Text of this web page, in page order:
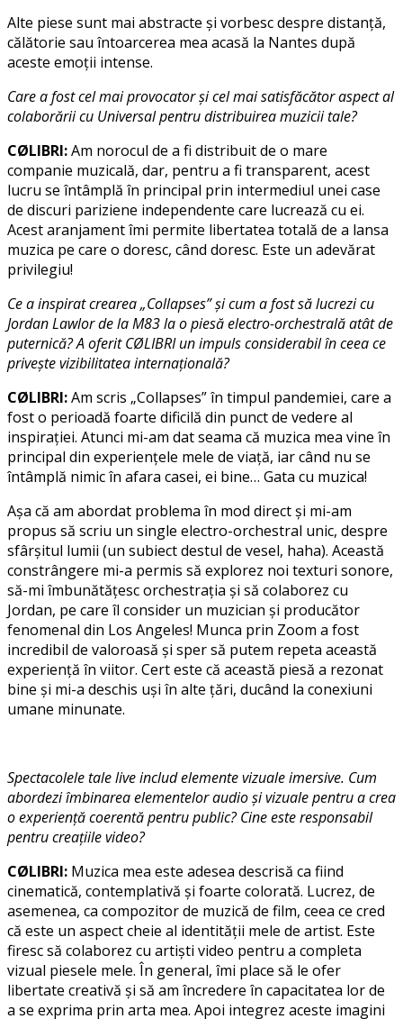
Alte piese sunt mai abstracte și vorbesc despre distanță,
călătorie sau întoarcerea mea acasă la Nantes după
aceste emoții intense.
Care a fost cel mai provocator și cel mai satisfăcător aspect al
colaborării cu Universal pentru distribuirea muzicii tale?
CØLIBRI:Am norocul de a fi distribuit de o mare
companie muzicală, dar, pentru a fi transparent, acest
lucru se întâmplă în principal prin intermediul unei case
de discuri pariziene independente care lucrează cu ei.
Acest aranjament îmi permite libertatea totală de a lansa
muzica pe care o doresc, când doresc. Este un adevărat
privilegiu!
Ce a inspirat crearea „Collapses” și cum a fost să lucrezi cu
Jordan Lawlor de la M83 la o piesă electro-orchestrală atât de
puternică? A oferit CØLIBRI un impuls considerabil în ceea ce
privește vizibilitatea internațională?
CØLIBRI:Am scris „Collapses” în timpul pandemiei, care a
fost o perioadă foarte dificilă din punct de vedere al
inspirației. Atunci mi-am dat seama că muzica mea vine în
principal din experiențele mele de viață, iar când nu se
întâmplă nimic în afara casei, ei bine… Gata cu muzica!
Așa că am abordat problema în mod direct și mi-am
propus să scriu un single electro-orchestral unic, despre
sfârșitul lumii (un subiect destul de vesel, haha). Această
constrângere mi-a permis să explorez noi texturi sonore,
să-mi îmbunătățesc orchestrația și să colaborez cu
Jordan, pe care îl consider un muzician și producător
fenomenal din Los Angeles! Munca prin Zoom a fost
incredibil de valoroasă și sper să putem repeta această
experiență în viitor. Cert este că această piesă a rezonat
bine și mi-a deschis uși în alte țări, ducând la conexiuni
umane minunate.
Spectacolele tale live includ elemente vizuale imersive. Cum
abordezi îmbinarea elementelor audio și vizuale pentru a crea
o experiență coerentă pentru public? Cine este responsabil
pentru creațiile video?
CØLIBRI: Muzica mea este adesea descrisă ca fiind
cinematică, contemplativă și foarte colorată. Lucrez, de
asemenea, ca compozitor de muzică de film, ceea ce cred
că este un aspect cheie al identității mele de artist. Este
firesc să colaborez cu artiști video pentru a completa
vizual piesele mele. În general, îmi place să le ofer
libertate creativă și să am încredere în capacitatea lor de
a se exprima prin arta mea. Apoi integrez aceste imagini